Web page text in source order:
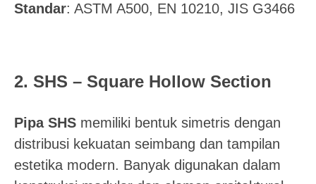
Standar: ASTM A500, EN 10210, JIS G3466
2. SHS – Square Hollow Section
Pipa SHS memiliki bentuk simetris dengan
distribusi kekuatan seimbang dan tampilan
estetika modern. Banyak digunakan dalam